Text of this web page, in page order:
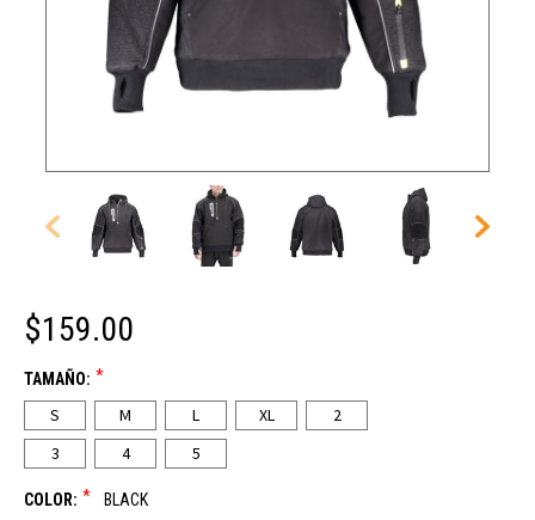
$159.00
TAMAÑO: *
S M L XL
2
3
4 5
COLOR: * BLACK